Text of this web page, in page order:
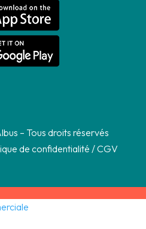
– Tous droits réservés
de confidentialité /CGV